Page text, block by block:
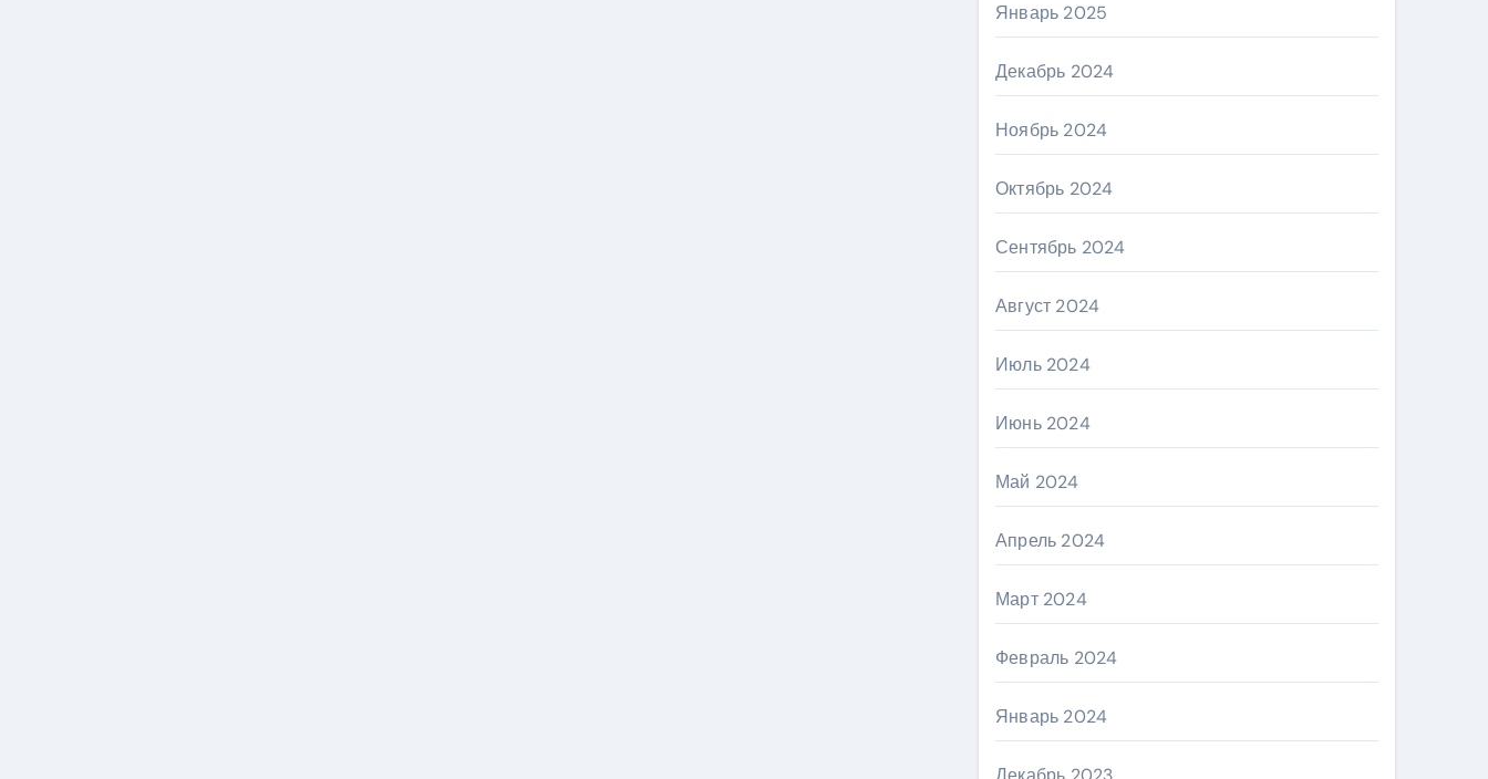
Январь 2025
Декабрь 2024
Ноябрь 2024
Октябрь 2024
Сентябрь 2024
Август 2024
Июль 2024
Июнь 2024
Май 2024
Апрель 2024
Март 2024
Февраль 2024
Январь 2024